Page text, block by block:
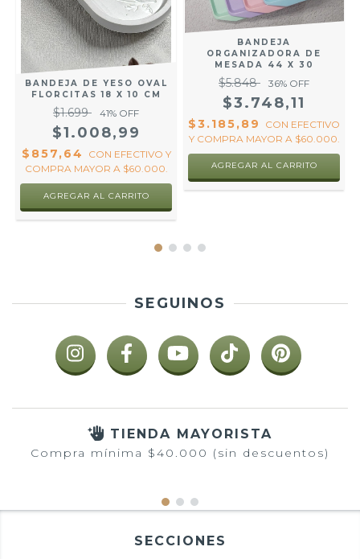
BANDEJA DE YESO OVAL
FLORCITAS 18 X 10 CM
$1.699 41% OFF
$1.008,99
$857,64 CON EFECTIVO Y
COMPRA MAYOR A $60.000.
BANDEJA
ORGANIZADORA DE
MESADA 44 X 30
$5.848 36% OFF
$3.748,11
$3.185,89 CON EFECTIVO
Y COMPRA MAYOR A $60.000.
AGREGAR AL CARRITO
SEGUINOS
TIENDA MAYORISTA
Compra mínima $40.000 (sin descuentos)
SECCIONES